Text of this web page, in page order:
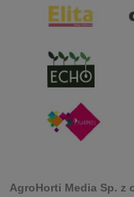
AgroHorti Media Sp. z